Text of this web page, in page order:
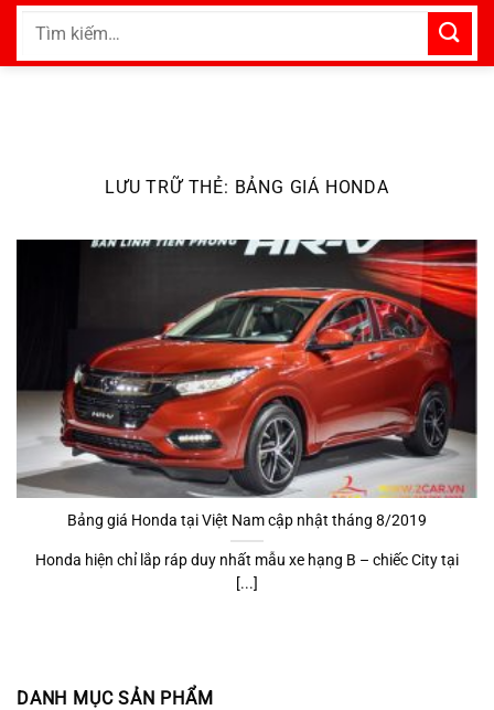
Bỏ
nội
Tìm
LƯU TRỮ THẺ: BẢNG GIÁ HONDA
DANH MỤC SẢN PHẨM
Bảng giá Honda tại Việt Nam cập nhật tháng 8/2019
Honda hiện chỉ lắp ráp duy nhất mẫu xe hạng B – chiếc City tại
[...]